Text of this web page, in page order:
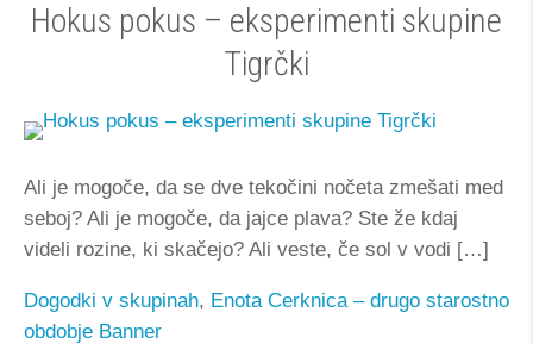
Hokus pokus – eksperimenti skupine
Tigrčki
Ali je mogoče, da se dve tekočini nočeta zmešati med
seboj? Ali je mogoče, da jajce plava? Ste že kdaj
videli rozine, ki skačejo? Ali veste, če sol v vodi […]
Dogodki v skupinah, Enota Cerknica – drugo starostno
obdobje Banner